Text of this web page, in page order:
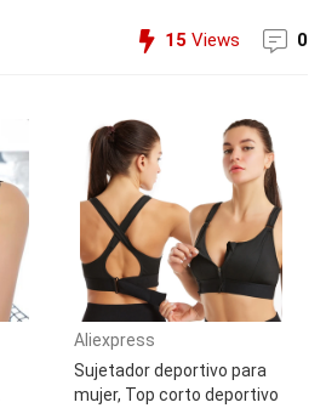
15 Views 0
Aliexpress
Sujetador deportivo para
mujer, Top corto deportivo